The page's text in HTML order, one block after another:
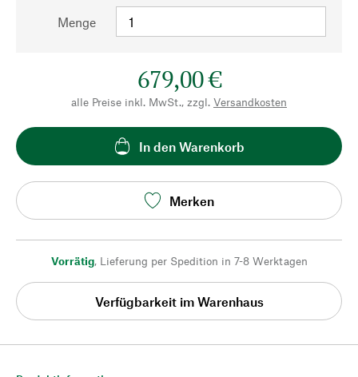
Menge
679,00 €
alle Preise inkl. MwSt., zzgl. Versandkosten
In den Warenkorb
Merken
Vorrätig, Lieferung per Spedition in 7-8 Werktagen
Verfügbarkeit im Warenhaus